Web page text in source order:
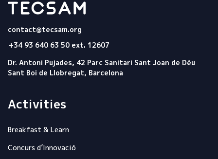
contact@tecsam.org
+34 93 640 63 50 ext. 12607
Dr. Antoni Pujades, 42 Parc Sanitari Sant Joan de Déu
Sant Boi de Llobregat, Barcelona
Activities
Breakfast & Learn
Concurs d’Innovació